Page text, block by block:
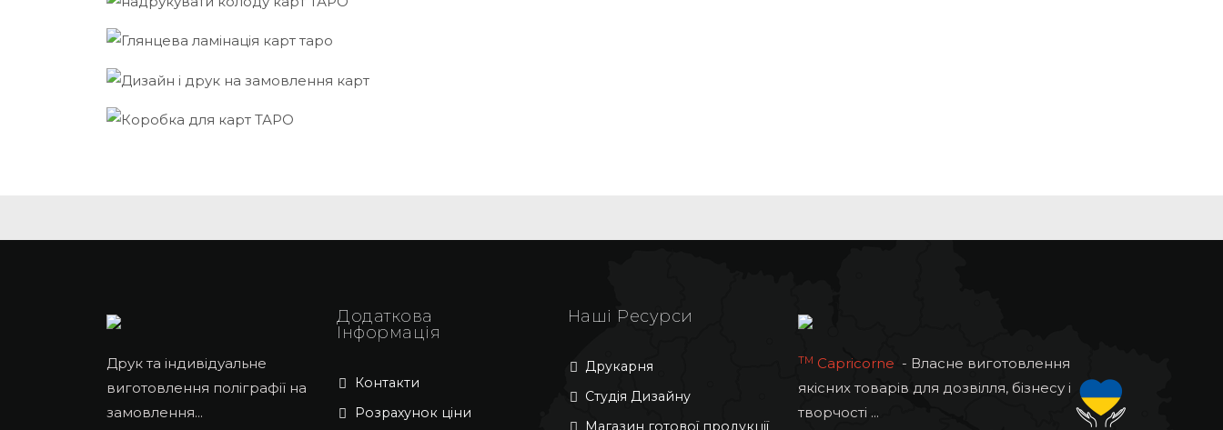
Друк та індивідуальне
виготовлення поліграфії на
замовлення...
Додаткова
Інформація
Контакти
Розрахунок ціни
Наші Ресурси
Друкарня
Студія Дизайну
Магазин готової продукції
ТМ Capricorne - Власне виготовлення
якісних товарів для дозвілля, бізнесу і
творчості ...